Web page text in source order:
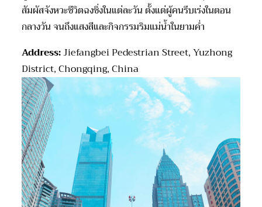
สัมผัสจังหวะชีวิตฉงชิ่งในแต่ละวัน ตั้งแต่ผู้คนรีบเร่งในตอน
กลางวัน จนถึงแสงสีและกิจกรรมริมแม่น้ำในยามค่ำ
Address:Jiefangbei Pedestrian Street, Yuzhong
District, Chongqing, China